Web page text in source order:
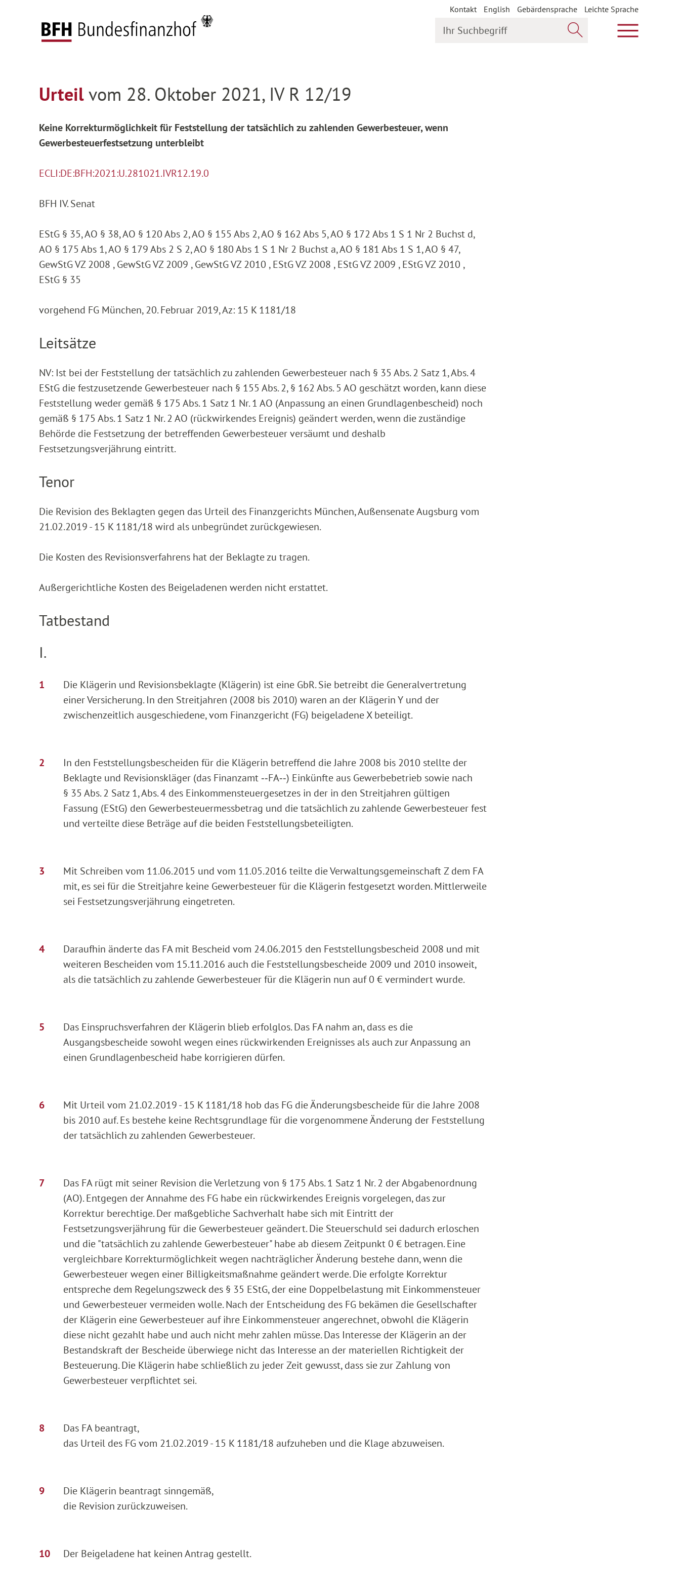
Kontakt English Gebärdensprache
Leichte Sprache
Hauptmenü
Startseite
Urteilvom 28. Oktober 2021, IV R 12/19
Keine Korrekturmöglichkeit für Feststellung der tatsächlich zu zahlenden Gewerbesteuer, wenn
Gewerbesteuerfestsetzung unterbleibt
ECLI:DE:BFH:2021:U.281021.IVR12.19.0
BFH IV. Senat
EStG § 35, AO § 38, AO § 120 Abs 2, AO § 155 Abs 2, AO § 162 Abs 5, AO § 172 Abs 1 S 1 Nr 2 Buchst d,
AO § 175 Abs 1, AO § 179 Abs 2 S 2, AO § 180 Abs 1 S 1 Nr 2 Buchst a, AO § 181 Abs 1 S 1, AO § 47,
GewStG VZ 2008 , GewStG VZ 2009 , GewStG VZ 2010 , EStG VZ 2008 , EStG VZ 2009 , EStG VZ 2010 ,
EStG § 35
vorgehend FG München, 20. Februar 2019, Az: 15 K 1181/18
Leitsätze
NV: Ist bei der Feststellung der tatsächlich zu zahlenden Gewerbesteuer nach § 35 Abs. 2 Satz 1, Abs. 4
EStG die festzusetzende Gewerbesteuer nach § 155 Abs. 2, § 162 Abs. 5 AO geschätzt worden, kann diese
Feststellung weder gemäß § 175 Abs. 1 Satz 1 Nr. 1 AO (Anpassung an einen Grundlagenbescheid) noch
gemäß § 175 Abs. 1 Satz 1 Nr. 2 AO (rückwirkendes Ereignis) geändert werden, wenn die zuständige
Behörde die Festsetzung der betreffenden Gewerbesteuer versäumt und deshalb
Festsetzungsverjährung eintritt.
Tenor
Die Revision des Beklagten gegen das Urteil des Finanzgerichts München, Außensenate Augsburg vom
21.02.2019 - 15 K 1181/18 wird als unbegründet zurückgewiesen.
Die Kosten des Revisionsverfahrens hat der Beklagte zu tragen.
Außergerichtliche Kosten des Beigeladenen werden nicht erstattet.
Tatbestand
I.
Die Klägerin und Revisionsbeklagte (Klägerin) ist eine GbR. Sie betreibt die Generalvertretung
einer Versicherung. In den Streitjahren (2008 bis 2010) waren an der Klägerin Y und der
zwischenzeitlich ausgeschiedene, vom Finanzgericht (FG) beigeladene X beteiligt.
In den Feststellungsbescheiden für die Klägerin betreffend die Jahre 2008 bis 2010 stellte der
Beklagte und Revisionskläger (das Finanzamt ‑‑FA‑‑) Einkünfte aus Gewerbebetrieb sowie nach
§ 35 Abs. 2 Satz 1, Abs. 4 des Einkommensteuergesetzes in der in den Streitjahren gültigen
Fassung (EStG) den Gewerbesteuermessbetrag und die tatsächlich zu zahlende Gewerbesteuer fest
und verteilte diese Beträge auf die beiden Feststellungsbeteiligten.
Mit Schreiben vom 11.06.2015 und vom 11.05.2016 teilte die Verwaltungsgemeinschaft Z dem FA
mit, es sei für die Streitjahre keine Gewerbesteuer für die Klägerin festgesetzt worden. Mittlerweile
sei Festsetzungsverjährung eingetreten.
Daraufhin änderte das FA mit Bescheid vom 24.06.2015 den Feststellungsbescheid 2008 und mit
weiteren Bescheiden vom 15.11.2016 auch die Feststellungsbescheide 2009 und 2010 insoweit,
als die tatsächlich zu zahlende Gewerbesteuer für die Klägerin nun auf 0 € vermindert wurde.
Das Einspruchsverfahren der Klägerin blieb erfolglos. Das FA nahm an, dass es die
Ausgangsbescheide sowohl wegen eines rückwirkenden Ereignisses als auch zur Anpassung an
einen Grundlagenbescheid habe korrigieren dürfen.
Mit Urteil vom 21.02.2019 - 15 K 1181/18 hob das FG die Änderungsbescheide für die Jahre 2008
bis 2010 auf. Es bestehe keine Rechtsgrundlage für die vorgenommene Änderung der Feststellung
der tatsächlich zu zahlenden Gewerbesteuer.
Das FA rügt mit seiner Revision die Verletzung von § 175 Abs. 1 Satz 1 Nr. 2 der Abgabenordnung
(AO). Entgegen der Annahme des FG habe ein rückwirkendes Ereignis vorgelegen, das zur
Korrektur berechtige. Der maßgebliche Sachverhalt habe sich mit Eintritt der
Festsetzungsverjährung für die Gewerbesteuer geändert. Die Steuerschuld sei dadurch erloschen
und die "tatsächlich zu zahlende Gewerbesteuer" habe ab diesem Zeitpunkt 0 € betragen. Eine
vergleichbare Korrekturmöglichkeit wegen nachträglicher Änderung bestehe dann, wenn die
Gewerbesteuer wegen einer Billigkeitsmaßnahme geändert werde. Die erfolgte Korrektur
entspreche dem Regelungszweck des § 35 EStG, der eine Doppelbelastung mit Einkommensteuer
und Gewerbesteuer vermeiden wolle. Nach der Entscheidung des FG bekämen die Gesellschafter
der Klägerin eine Gewerbesteuer auf ihre Einkommensteuer angerechnet, obwohl die Klägerin
diese nicht gezahlt habe und auch nicht mehr zahlen müsse. Das Interesse der Klägerin an der
Bestandskraft der Bescheide überwiege nicht das Interesse an der materiellen Richtigkeit der
Besteuerung. Die Klägerin habe schließlich zu jeder Zeit gewusst, dass sie zur Zahlung von
Gewerbesteuer verpflichtet sei.
Das FA beantragt,
das Urteil des FG vom 21.02.2019 - 15 K 1181/18 aufzuheben und die Klage abzuweisen.
Die Klägerin beantragt sinngemäß,
die Revision zurückzuweisen.
Der Beigeladene hat keinen Antrag gestellt.